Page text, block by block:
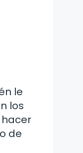
le
los
de